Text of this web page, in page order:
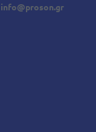
info@proson.gr